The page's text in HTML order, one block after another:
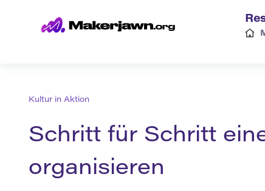
Kultur in Aktion
Schritt für Schritt
organisieren